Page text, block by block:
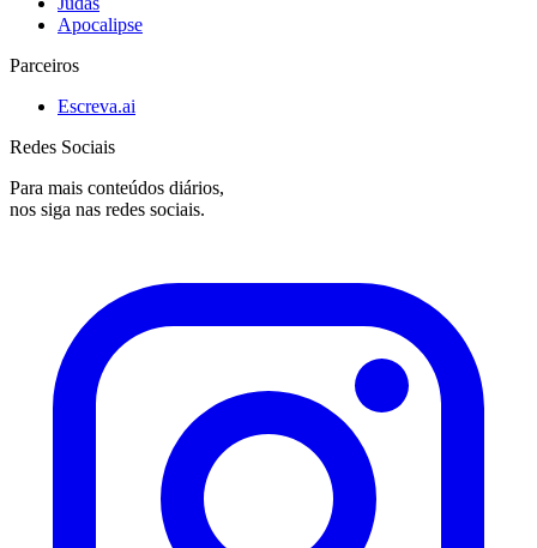
Apocalipse
Parceiros
Escreva.ai
Redes Sociais
Para mais conteúdos diários,
nos siga nas redes sociais.